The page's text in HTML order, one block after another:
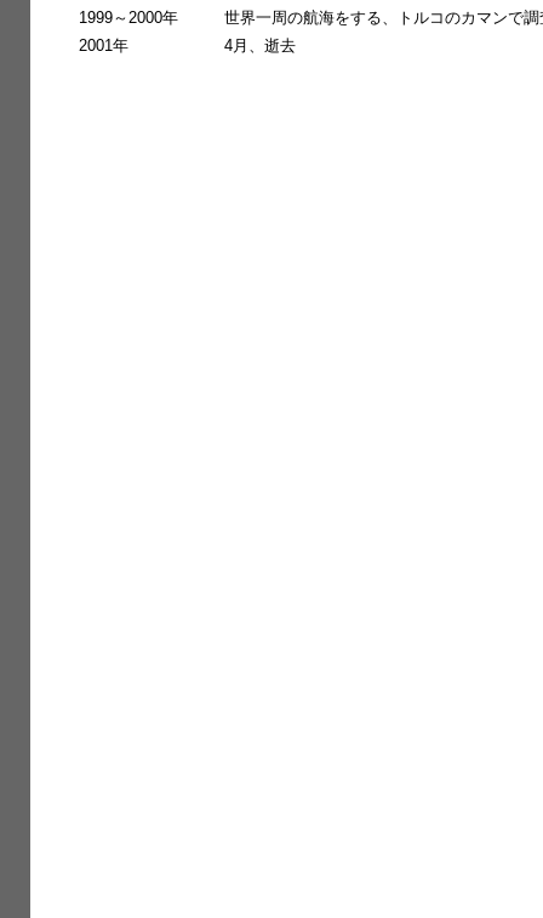
1999～2000年
世界一周の航海をする、トルコのカマンで調
2001年
4月、逝去